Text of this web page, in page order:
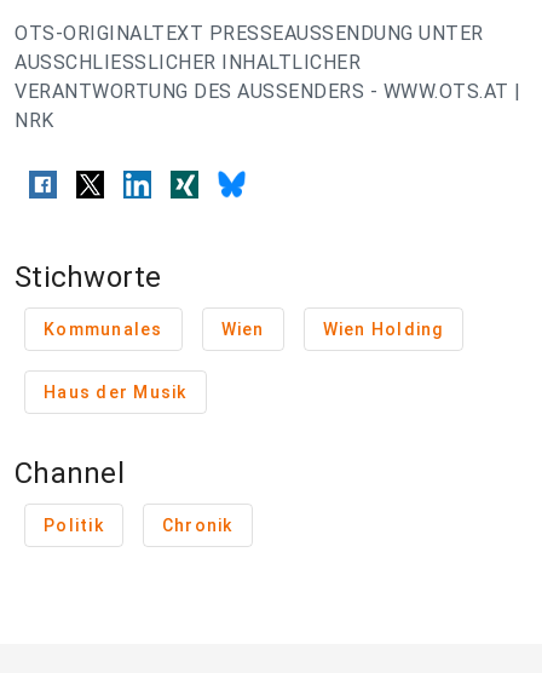
OTS-ORIGINALTEXT PRESSEAUSSENDUNG UNTER
AUSSCHLIESSLICHER INHALTLICHER
VERANTWORTUNG DES AUSSENDERS - WWW.OTS.AT |
NRK
Stichworte
Kommunales Wien Wien Holding
Haus der Musik
Channel
Politik Chronik